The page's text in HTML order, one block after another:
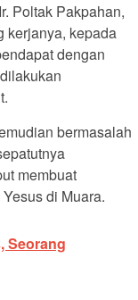
Poltak Pakpahan,
kerjanya, kepada
dengan
bermasalah
membuat
di Muara.
Seorang